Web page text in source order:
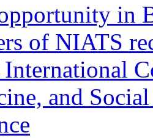
in
of NIATS
and